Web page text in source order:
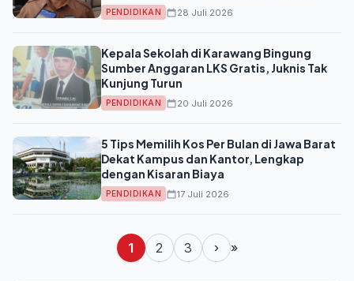
PENDIDIKAN 28 Juli 2026
Kepala Sekolah di Karawang Bingung
Sumber Anggaran LKS Gratis, Juknis Tak
Kunjung Turun
PENDIDIKAN 20 Juli 2026
5 Tips Memilih Kos Per Bulan di Jawa Barat
Dekat Kampus dan Kantor, Lengkap
dengan Kisaran Biaya
PENDIDIKAN 17 Juli 2026
1 2 3 › »